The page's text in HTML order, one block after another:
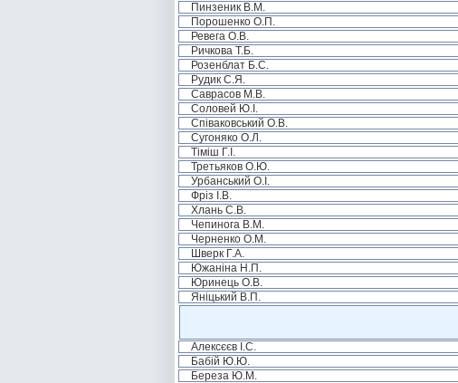
Пинзеник В.М.
Порошенко О.П.
Ревега О.В.
Ричкова Т.Б.
Розенблат Б.С.
Рудик С.Я.
Саврасов М.В.
Соловей Ю.І.
Співаковський О.В.
Сугоняко О.Л.
Тіміш Г.І.
Третьяков О.Ю.
Урбанський О.І.
Фріз І.В.
Хлань С.В.
Чепинога В.М.
Черненко О.М.
Шверк Г.А.
Южаніна Н.П.
Юринець О.В.
Яніцький В.П.
Алексєєв І.С.
Бабій Ю.Ю.
Береза Ю.М.